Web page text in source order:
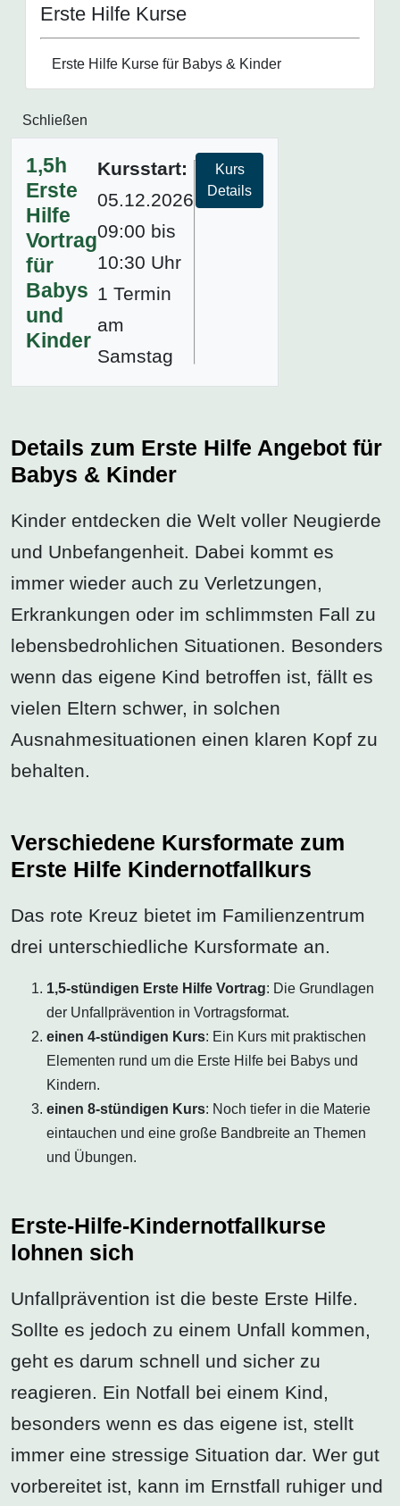
Erste Hilfe Kurse
Erste Hilfe Kurse für Babys & Kinder
Schließen
1,5h
Erste
Hilfe
Vortrag
für
Babys
und
Kinder
Kursstart:
05.12.2026
09:00 bis
10:30 Uhr
1 Termin
am
Samstag
Kurs
Details
Details zum Erste Hilfe Angebot für
Babys & Kinder
Kinder entdecken die Welt voller Neugierde
und Unbefangenheit. Dabei kommt es
immer wieder auch zu Verletzungen,
Erkrankungen oder im schlimmsten Fall zu
lebensbedrohlichen Situationen. Besonders
wenn das eigene Kind betroffen ist, fällt es
vielen Eltern schwer, in solchen
Ausnahmesituationen einen klaren Kopf zu
behalten.
Verschiedene Kursformate zum
Erste Hilfe Kindernotfallkurs
Das rote Kreuz bietet im Familienzentrum
drei unterschiedliche Kursformate an.
1,5-stündigen Erste Hilfe Vortrag: Die Grundlagen
der Unfallprävention in Vortragsformat.
einen 4-stündigen Kurs: Ein Kurs mit praktischen
Elementen rund um die Erste Hilfe bei Babys und
Kindern.
einen 8-stündigen Kurs: Noch tiefer in die Materie
eintauchen und eine große Bandbreite an Themen
und Übungen.
Erste-Hilfe-Kindernotfallkurse
lohnen sich
Unfallprävention ist die beste Erste Hilfe.
Sollte es jedoch zu einem Unfall kommen,
geht es darum schnell und sicher zu
reagieren. Ein Notfall bei einem Kind,
besonders wenn es das eigene ist, stellt
immer eine stressige Situation dar. Wer gut
vorbereitet ist, kann im Ernstfall ruhiger und